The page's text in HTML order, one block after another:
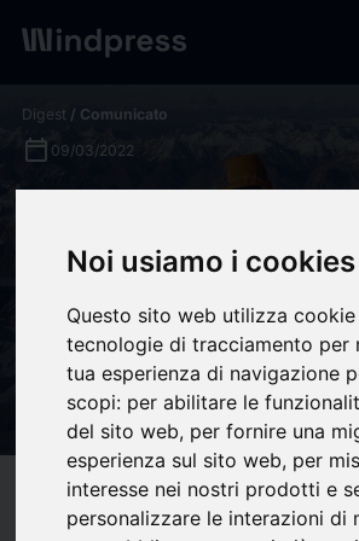
Noi usiamo i cookies
Questo sito web utilizza
tecnologie di tracciamento per
tua esperienza di navigazione
scopi: per abilitare le
del sito web, per fornire una
esperienza sul sito web, per
interesse nei nostri prodotti e
personalizzare le interazioni di
Digest / Comunicato
calendar_today 09/03/2022
inspira a más de
conferencia
por Edurne
Comunicación
Compatibilità help